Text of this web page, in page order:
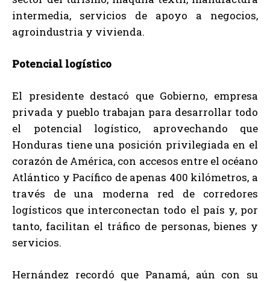
intermedia, servicios de apoyo a negocios,
agroindustria y vivienda.
Potencial logístico
El presidente destacó que Gobierno, empresa
privada y pueblo trabajan para desarrollar todo
el potencial logístico, aprovechando que
Honduras tiene una posición privilegiada en el
corazón de América, con accesos entre el océano
Atlántico y Pacífico de apenas 400 kilómetros, a
través de una moderna red de corredores
logísticos que interconectan todo el país y, por
tanto, facilitan el tráfico de personas, bienes y
servicios.
Hernández recordó que Panamá, aún con su